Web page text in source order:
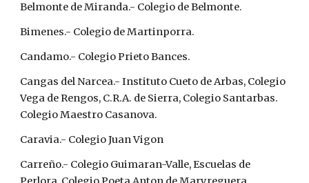
Belmonte de Miranda.- Colegio de Belmonte.
Bimenes.- Colegio de Martinporra.
Candamo.- Colegio Prieto Bances.
Cangas del Narcea.- Instituto Cueto de Arbas, Colegio
Vega de Rengos, C.R.A. de Sierra, Colegio Santarbas.
Colegio Maestro Casanova.
Caravia.- Colegio Juan Vigon
Carreño.- Colegio Guimaran-Valle, Escuelas de